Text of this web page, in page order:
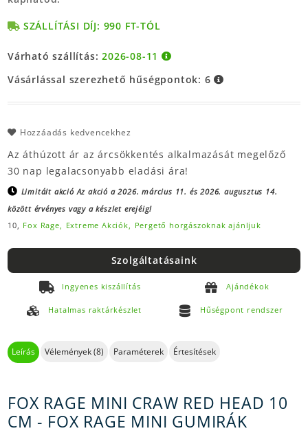
SZÁLLÍTÁSI DÍJ: 990 FT-TÓL
Várható szállítás:2026-08-11
Vásárlással szerezhető hűségpontok: 6
Hozzáadás kedvencekhez
Az áthúzott ár az árcsökkentés alkalmazását megelőző
30 nap legalacsonyabb eladási ára!
Limitált akcióAz akció a 2026. március 11. és 2026. augusztus 14.
között érvényes vagy a készlet erejéig!
10, Fox Rage, Extreme Akciók, Pergető horgászoknak ajánljuk
Szolgáltatásaink
Ingyenes kiszállítás Ajándékok
Hatalmas raktárkészlet Hűségpont rendszer
Leírás Vélemények (8) Paraméterek Értesítések
FOX RAGE MINI CRAW RED HEAD 10
CM - FOX RAGE MINI GUMIRÁK